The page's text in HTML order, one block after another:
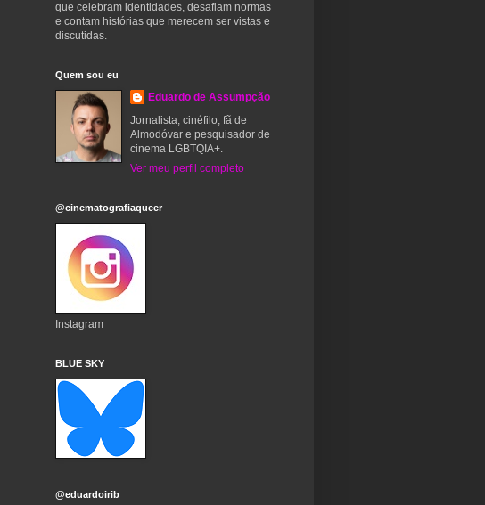
que celebram identidades, desafiam normas
e contam histórias que merecem ser vistas e
discutidas.
Quem sou eu
Eduardo de Assumpção
Jornalista, cinéfilo, fã de
Almodóvar e pesquisador de
cinema LGBTQIA+.
Ver meu perfil completo
@cinematografiaqueer
Instagram
BLUE SKY
@eduardoirib